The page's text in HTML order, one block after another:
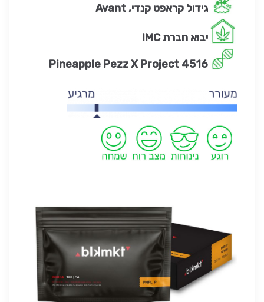
גידול קראפט קנדי, Avant
יבוא חברת IMC
Pineapple Pezz X Project 4516